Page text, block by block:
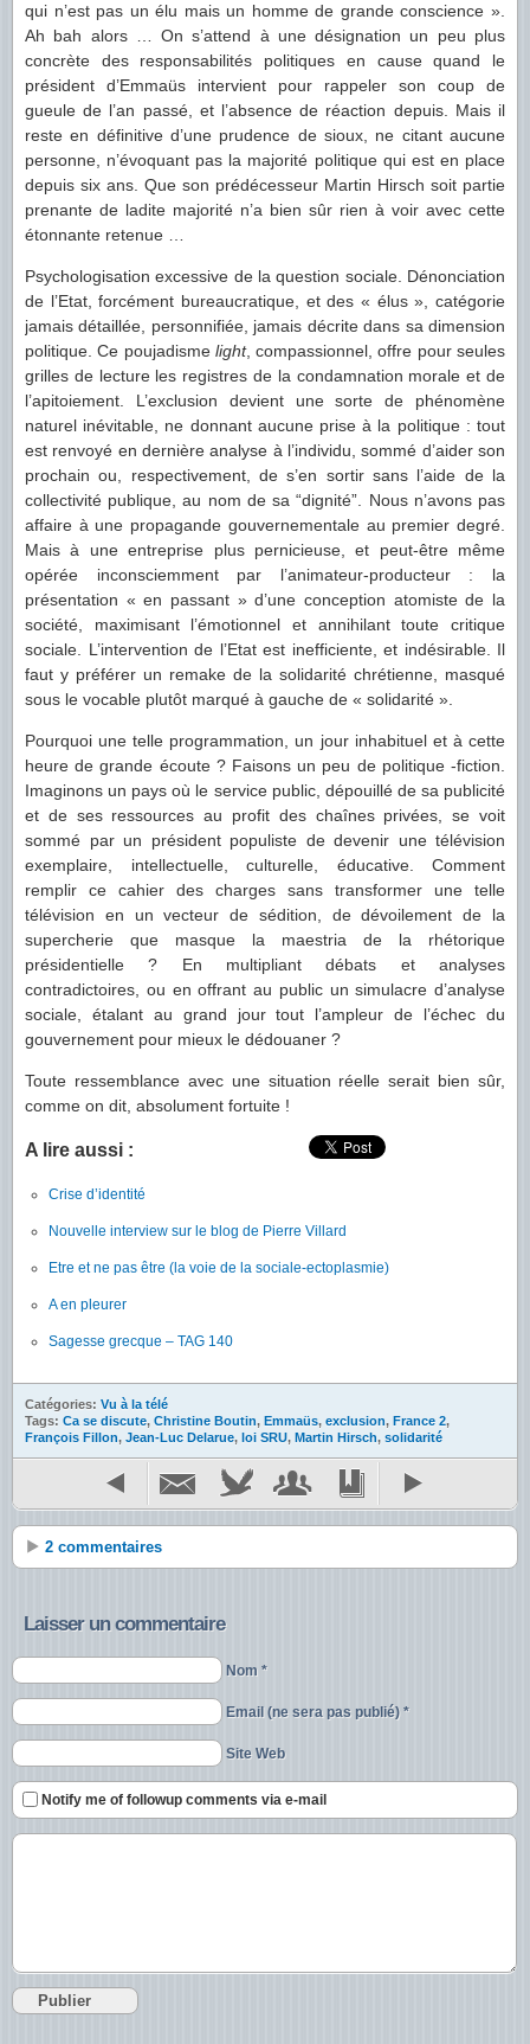
qui n’est pas un élu mais un homme de grande conscience ».
Ah bah alors … On s’attend à une désignation un peu plus
concrète des responsabilités politiques en cause quand le
président d’Emmaüs intervient pour rappeler son coup de
gueule de l’an passé, et l’absence de réaction depuis. Mais il
reste en définitive d’une prudence de sioux, ne citant aucune
personne, n’évoquant pas la majorité politique qui est en place
depuis six ans. Que son prédécesseur Martin Hirsch soit partie
prenante de ladite majorité n’a bien sûr rien à voir avec cette
étonnante retenue …
Psychologisation excessive de la question sociale. Dénonciation
de l’Etat, forcément bureaucratique, et des « élus », catégorie
jamais détaillée, personnifiée, jamais décrite dans sa dimension
politique. Ce poujadisme light, compassionnel, offre pour seules
grilles de lecture les registres de la condamnation morale et de
l’apitoiement. L’exclusion devient une sorte de phénomène
naturel inévitable, ne donnant aucune prise à la politique : tout
est renvoyé en dernière analyse à l’individu, sommé d’aider son
prochain ou, respectivement, de s’en sortir sans l’aide de la
collectivité publique, au nom de sa “dignité”. Nous n’avons pas
affaire à une propagande gouvernementale au premier degré.
Mais à une entreprise plus pernicieuse, et peut-être même
opérée inconsciemment par l’animateur-producteur : la
présentation « en passant » d’une conception atomiste de la
société, maximisant l’émotionnel et annihilant toute critique
sociale. L’intervention de l’Etat est inefficiente, et indésirable. Il
faut y préférer un remake de la solidarité chrétienne, masqué
sous le vocable plutôt marqué à gauche de « solidarité ».
Pourquoi une telle programmation, un jour inhabituel et à cette
heure de grande écoute ? Faisons un peu de politique -fiction.
Imaginons un pays où le service public, dépouillé de sa publicité
et de ses ressources au profit des chaînes privées, se voit
sommé par un président populiste de devenir une télévision
exemplaire, intellectuelle, culturelle, éducative. Comment
remplir ce cahier des charges sans transformer une telle
télévision en un vecteur de sédition, de dévoilement de la
supercherie que masque la maestria de la rhétorique
présidentielle ? En multipliant débats et analyses
contradictoires, ou en offrant au public un simulacre d’analyse
sociale, étalant au grand jour tout l’ampleur de l’échec du
gouvernement pour mieux le dédouaner ?
Toute ressemblance avec une situation réelle serait bien sûr,
comme on dit, absolument fortuite !
A lire aussi :
Crise d’identité
Nouvelle interview sur le blog de Pierre Villard
Etre et ne pas être (la voie de la sociale-ectoplasmie)
A en pleurer
Sagesse grecque – TAG 140
Catégories: Vu à la télé
Tags: Ca se discute, Christine Boutin, Emmaüs, exclusion, France 2,
François Fillon, Jean-Luc Delarue, loi SRU, Martin Hirsch, solidarité
2 commentaires
Laisser un commentaire
Nom *
Email (ne sera pas publié) *
Site Web
Notify me of followup comments via e-mail